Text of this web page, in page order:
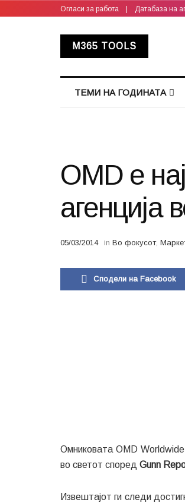
Огласи за работа Датабаза на
M365 TOOLS
ТЕМИ НА ГОДИНАТА
OMD е
агенција
05/03/2014 in Во фокусот,
Сподели на Facebook
Омниковата OMD
во светот според Gunn
Извештајот ги следи